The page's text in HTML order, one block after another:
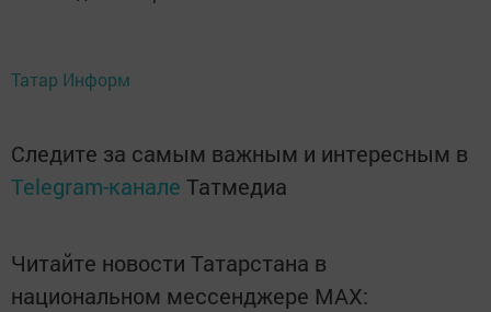
Татар Информ
Следите за самым важным и интересным в
Telegram-канале Татмедиа
Читайте новости Татарстана в
национальном мессенджере MАХ: